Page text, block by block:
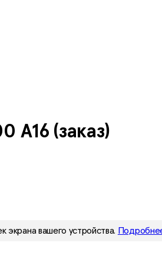
A16 (заказ)
экрана вашего устройства.